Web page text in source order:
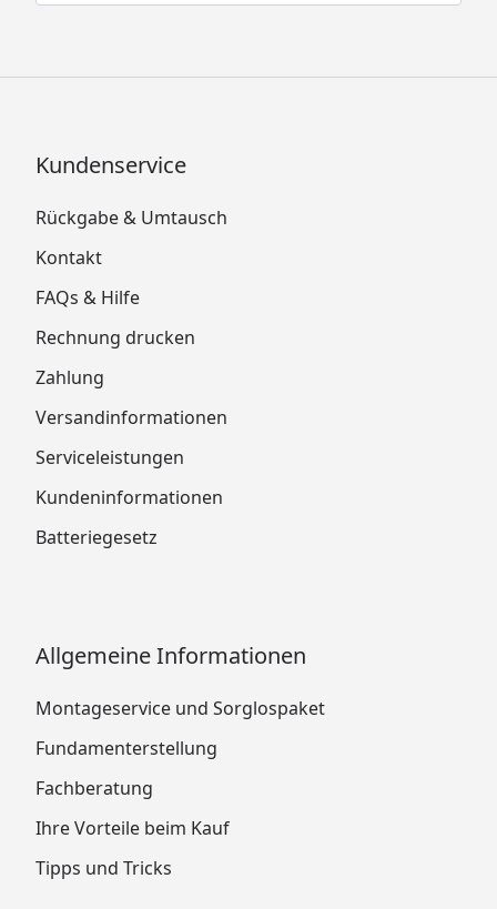
Kundenservice
Rückgabe & Umtausch
Kontakt
FAQs & Hilfe
Rechnung drucken
Zahlung
Versandinformationen
Serviceleistungen
Kundeninformationen
Batteriegesetz
Allgemeine Informationen
Montageservice und Sorglospaket
Fundamenterstellung
Fachberatung
Ihre Vorteile beim Kauf
Tipps und Tricks